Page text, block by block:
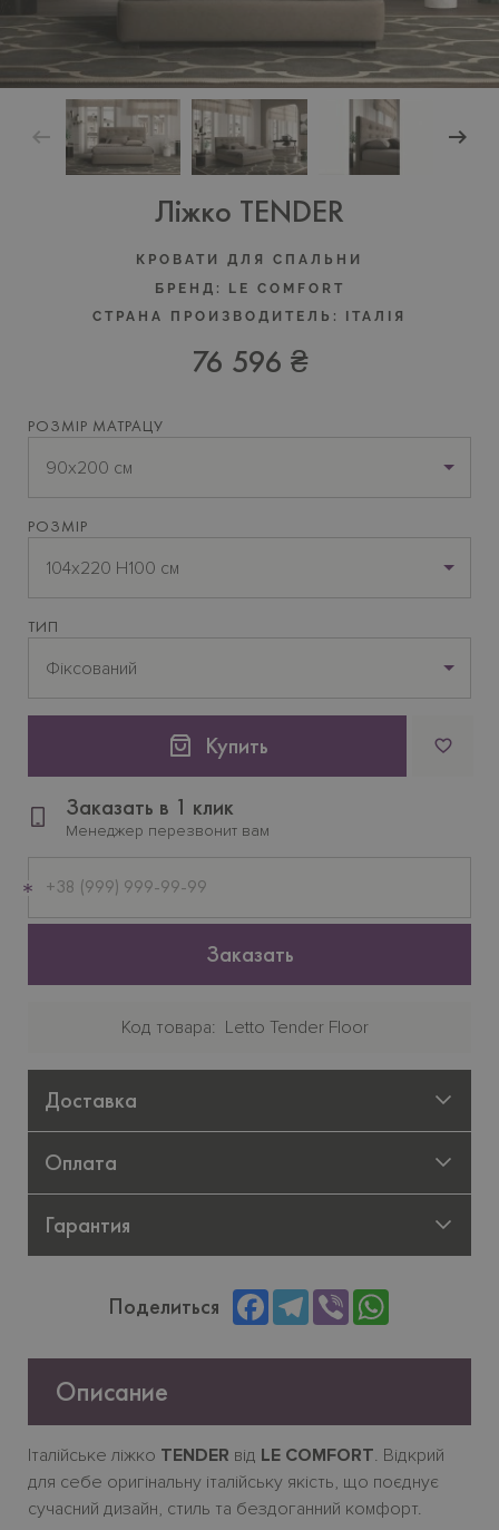
Ліжко TENDER
КРОВАТИ ДЛЯ СПАЛЬНИ
БРЕНД:
LE COMFORT
СТРАНА ПРОИЗВОДИТЕЛЬ:
ІТАЛІЯ
76 596 ₴
РОЗМІР МАТРАЦУ
90x200 см
РОЗМІР
104x220 H100 см
ТИП
Фіксований
Купить
Заказать в 1 клик
Менеджер перезвонит вам
телефон
Заказать
Код товара Letto Tender Floor
Доставка
Оплата
Гарантия
Поделиться FacebookTelegram
Viber
Описание
Італійське ліжко TENDER від LE COMFORT. Відкрий
для себе оригінальну італійську якість, що поєднує
сучасний дизайн, стиль та бездоганний комфорт.